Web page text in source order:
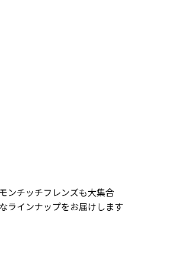
ンチッチフレンズも大集合
ラインナップをお届けします